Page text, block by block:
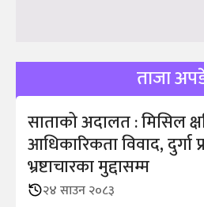
ताजा
साताको अदालत : मिसिल
आधिकारिकता विवाद, दुर्गा
भ्रष्टाचारका मुद्दासम्म
२४ साउन २०८३